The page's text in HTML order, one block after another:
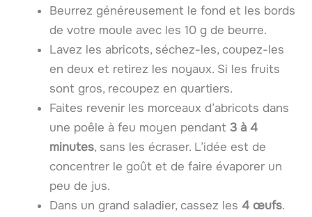
Beurrez généreusement le fond et les bords
de votre moule avec les 10 g de beurre.
Lavez les abricots, séchez-les, coupez-les
en deux et retirez les noyaux. Si les fruits
sont gros, recoupez en quartiers.
Faites revenir les morceaux d’abricots dans
une poêle à feu moyen pendant 3 à 4
minutes, sans les écraser. L’idée est de
concentrer le goût et de faire évaporer un
peu de jus.
Dans un grand saladier, cassez les 4 œufs.